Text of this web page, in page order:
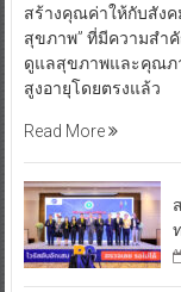
สร้างคุณค่าให้กับสังค
สุขภาพ” ที่มีความสำ
ดูแลสุขภาพและคุณภ
สูงอายุโดยตรงแล้ว
Read More